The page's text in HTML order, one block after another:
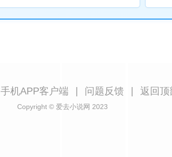
手机APP客户端 问题反馈 返回顶
Copyright © 爱去小说网 2023